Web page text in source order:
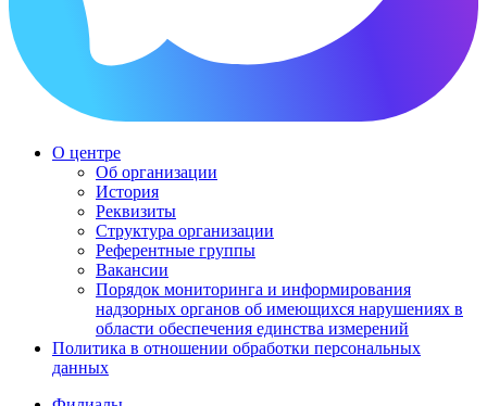
О центре
Об организации
История
Реквизиты
Структура организации
Референтные группы
Вакансии
Порядок мониторинга и информирования
надзорных органов об имеющихся нарушениях в
области обеспечения единства измерений
Политика в отношении обработки персональных
данных